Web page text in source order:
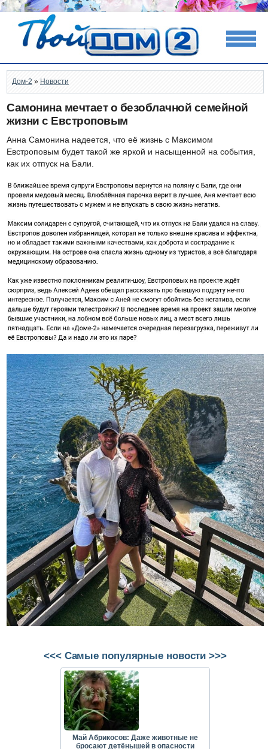
Дом-2 » Новости
Самонина мечтает о безоблачной семейной
жизни с Евстроповым
Анна Самонина надеется, что её жизнь с Максимом
Евстроповым будет такой же яркой и насыщенной на события,
как их отпуск на Бали.
<<< Самые популярные новости >>>
Май Абрикосов: Даже животные не
бросают детёнышей в опасности